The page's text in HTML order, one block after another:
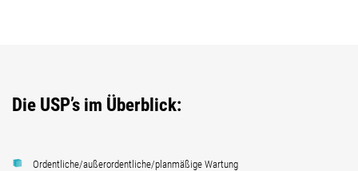
Die USP’s im Überblick:
Ordentliche/außerordentliche/planmäßige Wartung